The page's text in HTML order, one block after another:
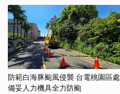
防範白海豚颱風侵襲 台電桃園區處
備妥人力機具全力防颱